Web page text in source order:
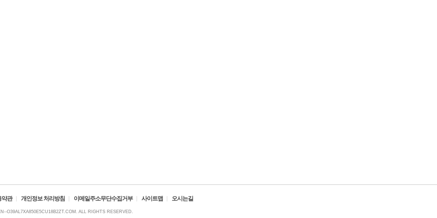
약관 개인정보 처리방침 이메일주소무단수집거부 사이트맵 오시는길
O39AL7XA850E5CU18B2ZT.COM. ALL RIGHTS RESERVED.